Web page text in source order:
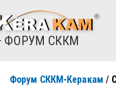
ФОРУМ СККМ
Форум СККМ-Керакам /